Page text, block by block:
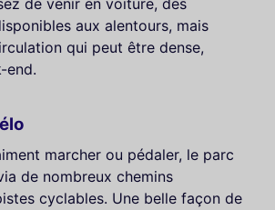
aux alentours, mais
qui peut être dense,
end.
marcher ou pédaler, le parc
de nombreux chemins
cyclables. Une belle façon de